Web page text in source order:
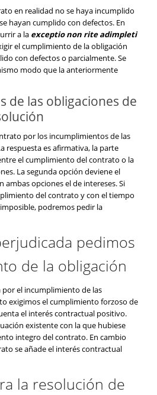
en realidad no se haya incumplido
hayan cumplido con defectos. En
a la exceptio non rite adimpleti
el cumplimiento de la obligación
con defectos o parcialmente. Se
modo que la anteriormente
de las obligaciones de
por los incumplimientos de las
respuesta es afirmativa, la parte
el cumplimiento del contrato o la
La segunda opción deviene el
ambas opciones el de intereses. Si
del contrato y con el tiempo
podremos pedir la
pedimos
de la obligación
el incumplimiento de las
exigimos el cumplimiento forzoso de
el interés contractual positivo.
existente con la que hubiese
integro del contrato. En cambio
se añade el interés contractual
la resolución de